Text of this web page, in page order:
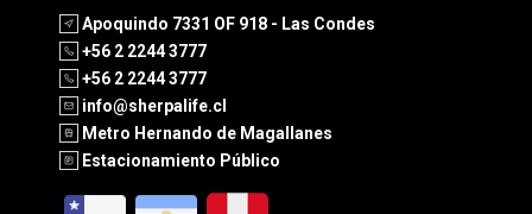
Apoquindo 7331 OF 918 - Las Condes
+56 2 2244 3777
+56 2 2244 3777
info@sherpalife.cl
Metro Hernando de Magallanes
Estacionamiento Público